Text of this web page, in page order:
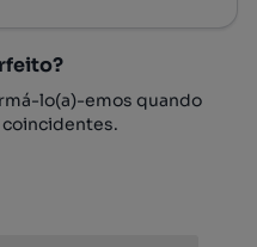
lo(a)-emos quando